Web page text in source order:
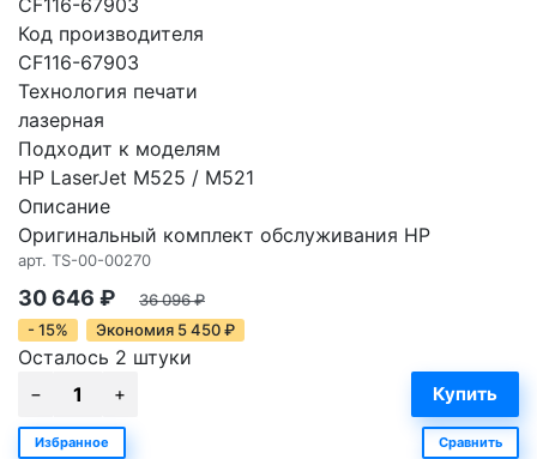
Код производителя
CF116-67903
Технология печати
лазерная
Подходит к моделям
HP LaserJet M525 / M521
Описание
Оригинальный комплект обслуживания HP
арт. TS-00-00270
30 646 ₽ 36 096₽
- 15%
Экономия 5 450₽
Осталось 2 штуки
Избранное Сравнить